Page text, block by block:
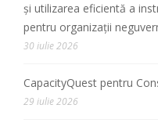
și utilizarea eficientă a
pentru organizații
30 iulie 2026
CapacityQuest pentru
29 iulie 2026